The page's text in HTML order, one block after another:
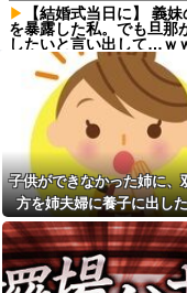
【結婚式当日に】 義
を暴露した私。でも旦那
したいと言い出して…ｗ
シャウエッセン公式、
ういうのでいい丼をポス
移民ベトナム女達の宅
レベチｗｗｗｗｗｗｗｗ
ｗｗｗｗｗｗｗｗｗｗｗ
【画像】愛知の半グレ
ぎる→御尊顔がこちら…
【動画】手術中に熊本
撃やばすぎる
【悲報】女が笑いを取
法、「女を捨てる」「下
発する」「体を張る」し
ｗｗｗｗｗ
子供ができなかった姉に、
方を姉夫婦に養子に出し
と、養子に出した子がすご
しくてビックリ